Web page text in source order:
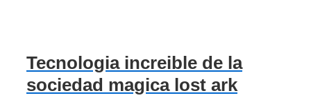
Tecnologia increible de la
sociedad magica lost ark